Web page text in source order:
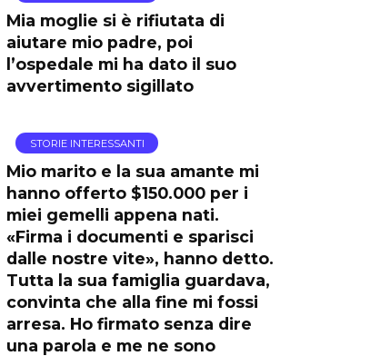
Mia moglie si è rifiutata di
aiutare mio padre, poi
l’ospedale mi ha dato il suo
avvertimento sigillato
STORIE INTERESSANTI
Mio marito e la sua amante mi
hanno offerto $150.000 per i
miei gemelli appena nati.
«Firma i documenti e sparisci
dalle nostre vite», hanno detto.
Tutta la sua famiglia guardava,
convinta che alla fine mi fossi
arresa. Ho firmato senza dire
una parola e me ne sono